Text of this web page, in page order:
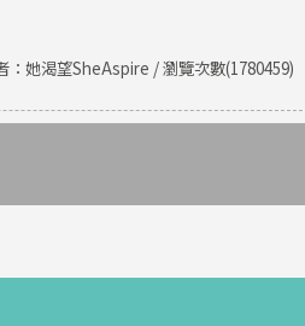
：她渴望SheAspire / 瀏覽次數(1780459)